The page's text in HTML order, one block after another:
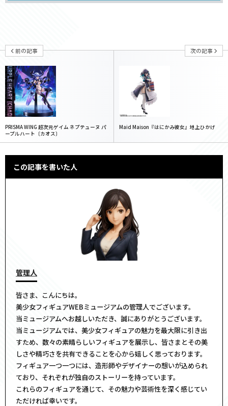
前の記事
PRISMA WING 超次元ゲイム ネプテューヌ パ
ープルハート〔カオス〕
次の記事
Maid Maison『はにかみ彼女』地上ひかげ
この記事を書いた人
管理人
皆さま、こんにちは。
美少女フィギュアWEBミュージアムの管理人でございます。
当ミュージアムへお越しいただき、誠にありがとうございます。
当ミュージアムでは、美少女フィギュアの魅力を最大限に引き出
すため、数々の素晴らしいフィギュアを展示し、皆さまとその美
しさや精巧さを共有できることを心から嬉しく思っております。
フィギュア一つ一つには、造形師やデザイナーの想いが込められ
ており、それぞれが独自のストーリーを持っています。
これらのフィギュアを通じて、その魅力や芸術性を深く感じてい
ただければ幸いです。